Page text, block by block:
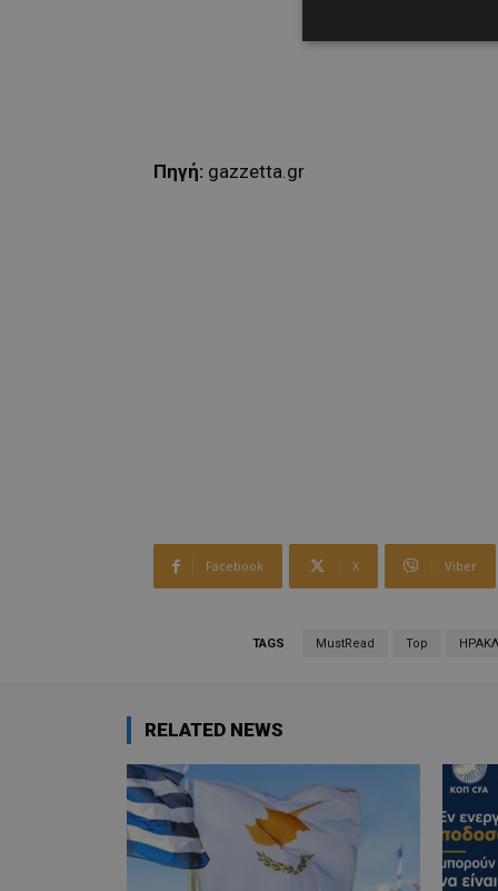
Πηγή: gazzetta.gr
Facebook X Viber
TAGS MustRead Top
RELATED NEWS